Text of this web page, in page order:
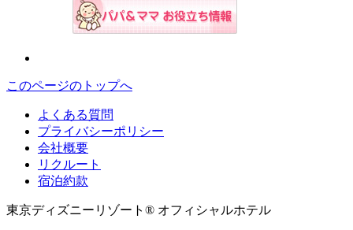
このページのトップへ
よくある質問
プライバシーポリシー
会社概要
リクルート
宿泊約款
東京ディズニーリゾート® オフィシャルホテル